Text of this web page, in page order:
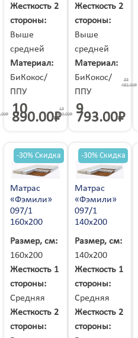
Жесткость 2
стороны:
Выше
средней
Материал:
БиКокос/
ППУ
₽ 10
890.00₽
Жесткость 2
стороны:
Выше
средней
Материал:
БиКокос/
ППУ
13
990.00₽ 9
793.00₽
33
492.00₽
Матрас
«Фэмили»
097/1
160х200
Размер, см:
160х200
Жесткость 1
стороны:
Средняя
Жесткость 2
стороны:
-30% Скидка
Матрас
«Фэмили»
097/1
140х200
Размер, см:
140х200
Жесткость 1
стороны:
Средняя
Жесткость 2
стороны:
-30% Скидка
Черневцы
Чернигов
Черниговка
Черновцы
Черноголовка
Чехов
Чита
Чугуев
Шадринск
Шаргород
Шарья
Шатура
Шахты
Шимановск
Шостка
Шумерля
Шумиха
Энгельс
Юбилейный
Югорск
Южно-Сахалинск
Южное
Южноукраинск
Южноуральск
Юрга
Якутск
Ялта